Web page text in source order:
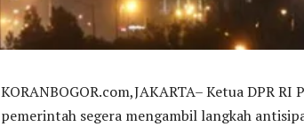
KORANBOGOR.com,JAKARTA– Ketua DPR RI
pemerintah segera mengambil langkah